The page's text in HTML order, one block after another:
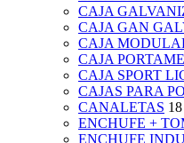
CAJA
CAJA GAN
CAJA
CAJA
CAJA SPORT
CAJAS PARA
CANALETAS 18
ENCHUFE +
ENCHUFE